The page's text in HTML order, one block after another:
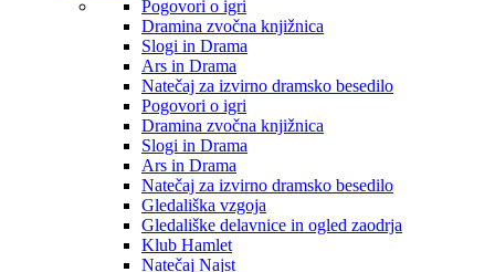
Pogovori o igri
Dramina zvočna knjižnica
Slogi in Drama
Ars in Drama
Natečaj za izvirno dramsko besedilo
Pogovori o igri
Dramina zvočna knjižnica
Slogi in Drama
Ars in Drama
Natečaj za izvirno dramsko besedilo
Gledališka vzgoja
Gledališke delavnice in ogled zaodrja
Klub Hamlet
Natečaj Najst